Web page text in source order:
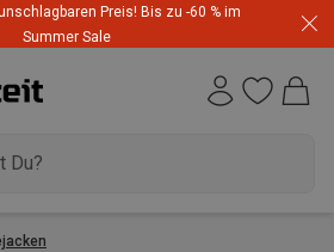
Preis! Bis zu -60 % im
Summer Sale